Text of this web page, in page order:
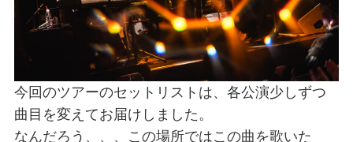
今回のツアーのセットリストは、各公演少しずつ
曲目を変えてお届けしました。
なんだろう、、、この場所ではこの曲を歌いた